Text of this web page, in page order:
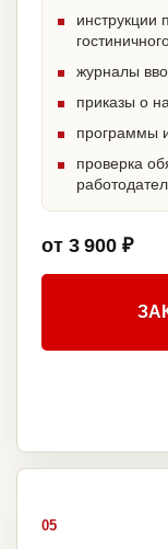
инструкции
журналы
приказы о
программы
проверка
от 3 900 ₽
05